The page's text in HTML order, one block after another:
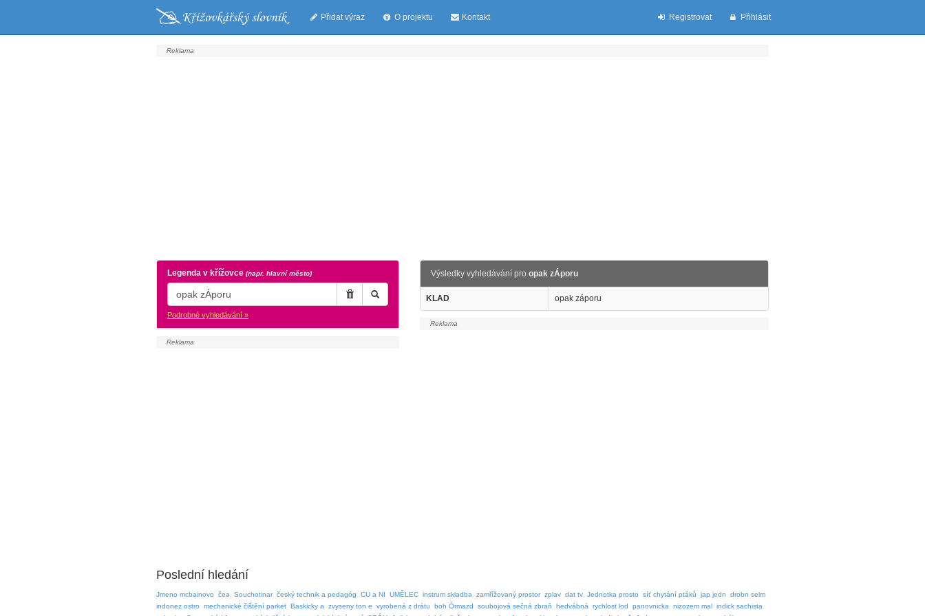
Přidat výraz O projektu Kontakt Registrovat Přihlásit
Legenda v křížovce (napr. hlavní město)
Podrobné vyhledávání »
Výsledky vyhledávání proopak zÁporu
KLAD opak záporu
Poslední hledání
Jmeno mcbainovo čea Souchotinar český technik a pedagóg CU a NI UMĚLEC instrum skladba zamřížovaný prostor zplav dat tv Jednotka prosto síť chytání ptáků jap jedn
drobn selm
indonez ostro
mechanické čištění parket Baskicky a zvyseny ton e vyrobená z drátu boh Órmazd soubojová sečná zbraň hedvábná rychlost lod panovnicka nizozem mal indick sachista